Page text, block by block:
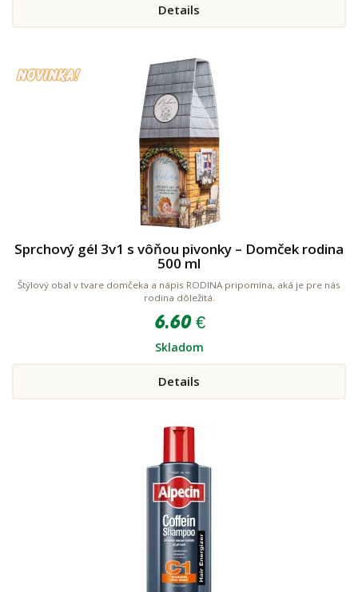
Details
Sprchový gél 3v1 s vôňou pivonky – Domček rodina
500 ml
Štýlový obal v tvare domčeka a nápis RODINA pripomína, aká je pre nás
rodina dôležitá.
6.60 €
Skladom
Details